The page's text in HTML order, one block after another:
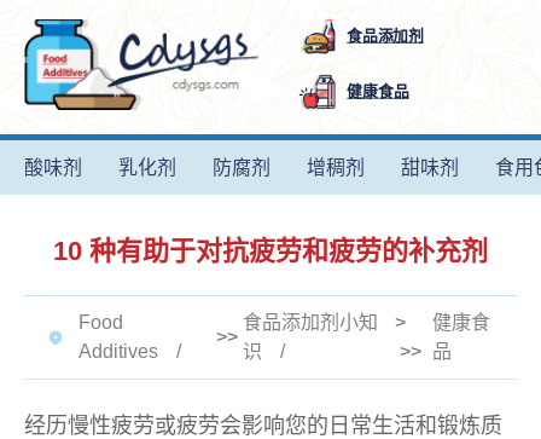
食品添加剂
健康食品
酸味剂 乳化剂 防腐剂 增稠剂 甜味剂 食用
10 种有助于对抗疲劳和疲劳的补充剂
Food
Additives
>>
食品添加剂小知
识
>
>>
健康食
品
经历慢性疲劳或疲劳会影响您的日常生活和锻炼质